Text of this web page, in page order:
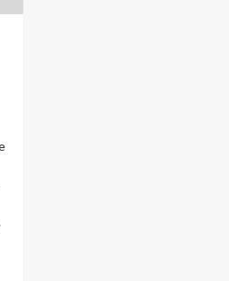
en Ruta 5: falleció un
Lauquen
Cereales de Bahía
que Agosto vendrá
y heladas, en gran parte